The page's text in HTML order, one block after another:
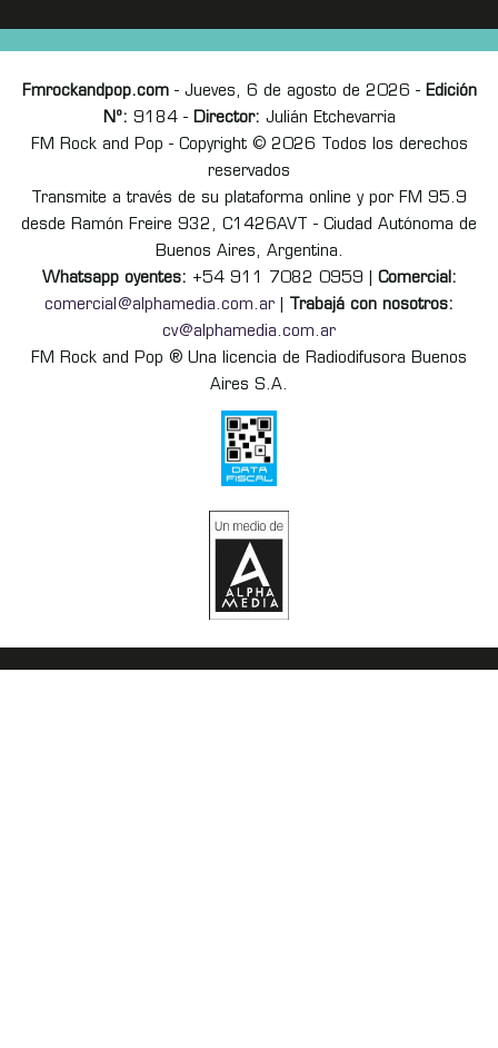
Fmrockandpop.com- Jueves, 6 de agosto de 2026 - Edición
Nº: 9184 - Director: Julián Etchevarria
FM Rock and Pop - Copyright © 2026 Todos los derechos
reservados
Transmite a través de su plataforma online y por FM 95.9
desde Ramón Freire 932, C1426AVT - Ciudad Autónoma de
Buenos Aires, Argentina.
Whatsapp oyentes: +54 911 7082 0959 | Comercial:
comercial@alphamedia.com.ar
Trabajá con nosotros:
cv@alphamedia.com.ar
FM Rock and Pop ® Una licencia de Radiodifusora Buenos
Aires S.A.